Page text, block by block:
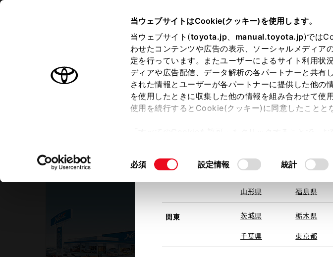
当ウェブサイトはCookie(クッキー)を使用します。
当ウェブサイト(toyota.jp、 manual.toyota.jp)では
わせたコンテンツや広告の表示、ソーシャルメディア
定を行っています。またユーザーによるサイト利用状
ディアや広告配信、データ解析の各パートナーと共有
された情報とユーザーが各パートナーに提供した他の
を使用したときに収集した他の情報を組み合わせて使
使用を続行するとCookie(クッキー)に同意したことと
て」をご覧ください。
同
必須 設定情報 統計
オーナーサポート トピックス
現在地を取得できませんでした。
該当する地域・都道府県をお選びく
北海道 旭川 釧路
東北 青森県 岩手県
山形県 福島県
関東 茨城県 栃木県
千葉県 東京都
トヨタ認定中古車
トヨタ認定中古車の魅力 3つの買い方 オンライン購入 お
ネッツパーク諌早